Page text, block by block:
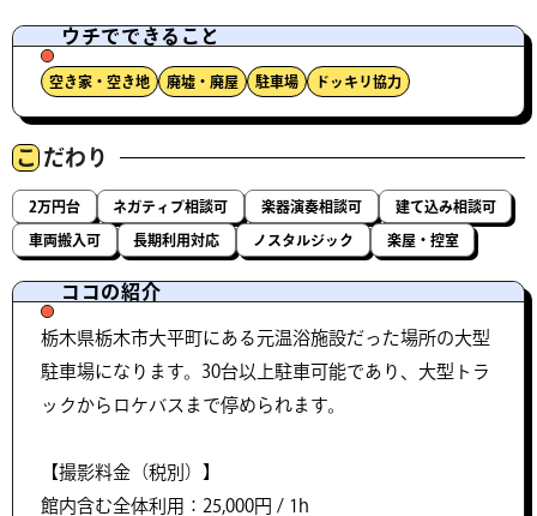
ウチでできること
空き家・空き地 廃墟・廃屋 駐車場 ドッキリ協力
こ だわり
2万円台 ネガティブ相談可 楽器演奏相談可 建て込み相談可
車両搬入可 長期利用対応 ノスタルジック 楽屋・控室
ココの紹介
栃木県栃木市大平町にある元温浴施設だった場所の大型
駐車場になります。30台以上駐車可能であり、大型トラ
ックからロケバスまで停められます。
【撮影料金（税別）】
館内含む全体利用：25,000円 / 1h